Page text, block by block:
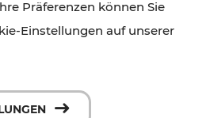
Präferenzen können Sie
Einstellungen auf unserer